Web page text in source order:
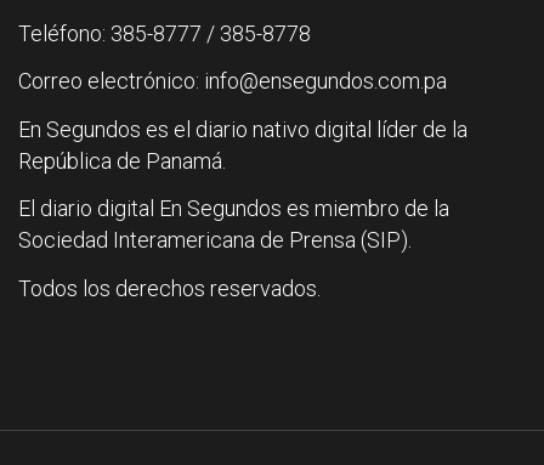
Teléfono: 385-8777 / 385-8778
Correo electrónico: info@ensegundos.com.pa
En Segundos es el diario nativo digital líder de la
República de Panamá.
El diario digital En Segundos es miembro de la
Sociedad Interamericana de Prensa (SIP).
Todos los derechos reservados.